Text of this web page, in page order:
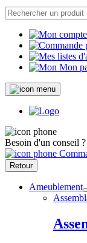
Mon
Besoin d'un conseil ?
Retour
Ameublement